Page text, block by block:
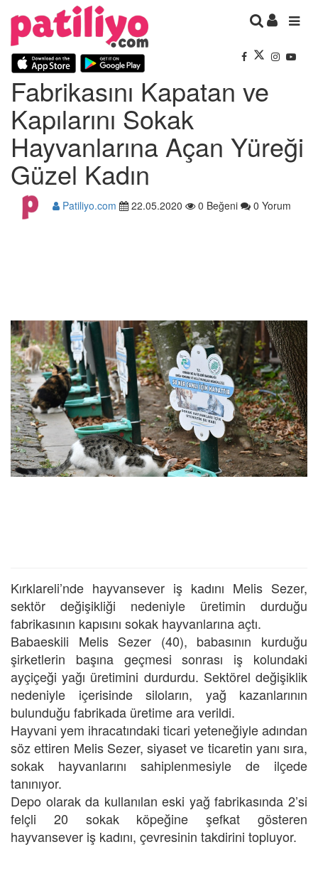
Fabrikasını Kapatan ve
Kapılarını Sokak
Hayvanlarına Açan Yüreği
Güzel Kadın
Patiliyo.com 22.05.2020 0 Beğeni 0 Yorum
Kırklareli’nde hayvansever iş kadını Melis Sezer,
sektör değişikliği nedeniyle üretimin durduğu
fabrikasının kapısını sokak hayvanlarına açtı.
Babaeskili Melis Sezer (40), babasının kurduğu
şirketlerin başına geçmesi sonrası iş kolundaki
ayçiçeği yağı üretimini durdurdu. Sektörel değişiklik
nedeniyle içerisinde siloların, yağ kazanlarının
bulunduğu fabrikada üretime ara verildi.
Hayvani yem ihracatındaki ticari yeteneğiyle adından
söz ettiren Melis Sezer, siyaset ve ticaretin yanı sıra,
sokak hayvanlarını sahiplenmesiyle de ilçede
tanınıyor.
Depo olarak da kullanılan eski yağ fabrikasında 2’si
felçli 20 sokak köpeğine şefkat gösteren
hayvansever iş kadını, çevresinin takdirini topluyor.